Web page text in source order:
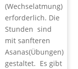
(Wechselatmung)
erforderlich. Die
Stunden sind
mit sanfteren
Asanas(Übungen)
gestaltet. Es gibt